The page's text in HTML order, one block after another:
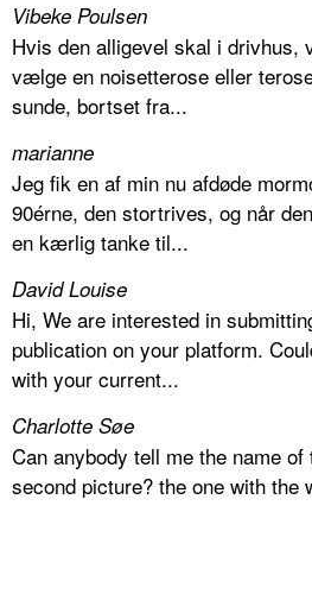
Vibeke Poulsen
Hvis den alligevel skal i drivhus,
vælge en noisetterose eller
sunde, bortset fra...
marianne
Jeg fik en af min nu afdøde
90érne, den stortrives, og når
en kærlig tanke til...
David Louise
Hi, We are interested in
publication on your platform.
with your current...
Charlotte Søe
Can anybody tell me the name
second picture? the one with the